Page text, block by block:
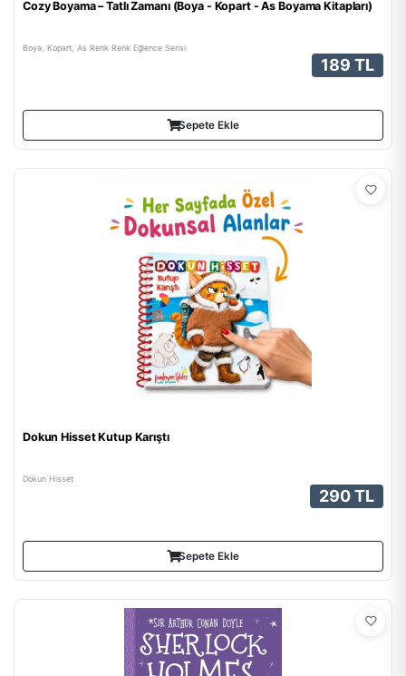
Cozy Boyama – Tatlı Zamanı (Boya - Kopart - As Boyama Kitapları)
Boya, Kopart, As Renk Renk Eğlence Serisi
189 TL
Sepete Ekle
Dokun Hisset Kutup Karıştı
Dokun Hisset
290 TL
Sepete Ekle